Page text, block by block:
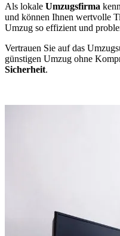
Als lokale Umzugsfirma
und können Ihnen wertvolle
Umzug so effizient und
Vertrauen Sie auf das
günstigen Umzug ohne
Sicherheit.